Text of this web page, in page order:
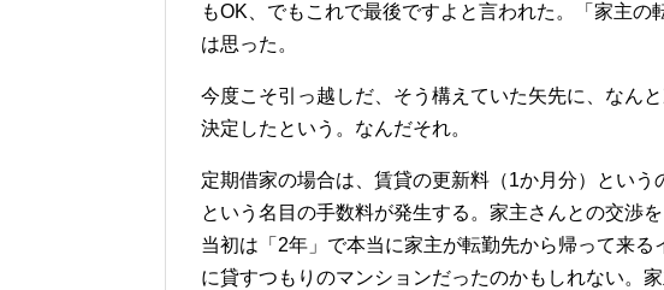
もOK、でもこれで最後ですよと言われた。「家主
は思った。
今度こそ引っ越しだ、そう構えていた矢先に、なん
決定したという。なんだそれ。
定期借家の場合は、賃貸の更新料（1か月分）とい
という名目の手数料が発生する。家主さんとの交渉
当初は「2年」で本当に家主が転勤先から帰って来る
に貸すつもりのマンションだったのかもしれない。